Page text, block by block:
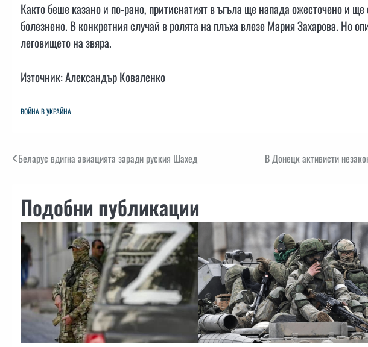
Както беше казано и по-рано, притиснатият в ъгъла ще напада ожесточено и
болезнено. В конкретния случай в ролята на плъха влезе Мария Захарова. Но
леговището на звяра.
Източник: Александър Коваленко
ВОЙНА В УКРАЙНА
Навигация
Беларус вдигна авиацията заради руския Шахед В Донецк активисти
Подобни публикации